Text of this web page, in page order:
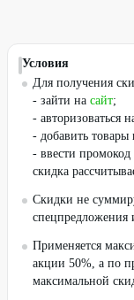
Условия
Для получения
- зайти на сайт;
- авторизоваться
- добавить товары
- ввести
скидка
Скидки не
спецпредложения
Применяется
акции 50%, а по
максимальной